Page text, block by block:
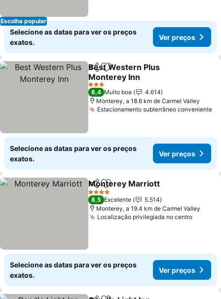
Escolha popular
Selecione as datas para ver os preços
exatos.
Ver preços
PartilharAdicionar aos favoritos
Best Western Plus
Monterey Inn
3 Estrelas
8,4 Muito boa
4.614
Monterey, a 18.6 km de Carmel Valley
Estacionamento subterrâneo conveniente
Selecione as datas para ver os preços
exatos.
Ver preços
PartilharAdicionar aos favoritos
Monterey Marriott
4 Estrelas
8,5 Excelente
5.514
Monterey, a 19.4 km de Carmel Valley
Localização privilegiada no centro
Selecione as datas para ver os preços
exatos.
Ver preços